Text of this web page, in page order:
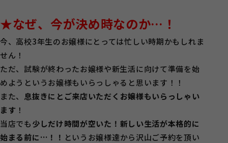
★なぜ、今が決め時なのか…！
今、高校3年生のお嬢様にとっては忙しい時期かもしれま
せん！
ただ、試験が終わったお嬢様や新生活に向けて準備を始
めようというお嬢様もいらっしゃると思います！！
また、 息抜きにとご来店いただくお嬢様もいらっしゃい
ます ！
当店でも少しだけ時間が空いた！新しい生活が本格的に
始まる前に…！！ というお嬢様達から沢山ご予約を頂い